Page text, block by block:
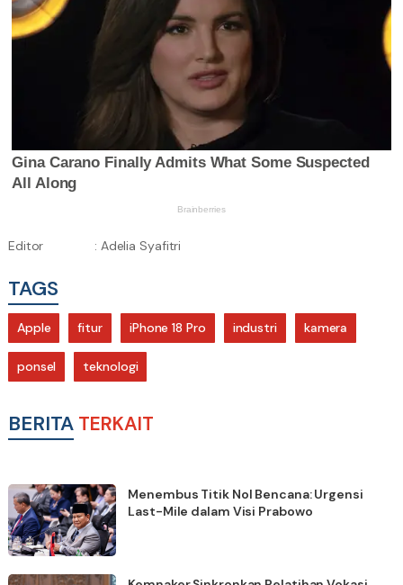
Editor : Adelia Syafitri
TAGS
Apple fitur iPhone 18 Pro industri kamera
ponsel teknologi
BERITA TERKAIT
Menembus Titik Nol Bencana: Urgensi
Last-Mile dalam Visi Prabowo